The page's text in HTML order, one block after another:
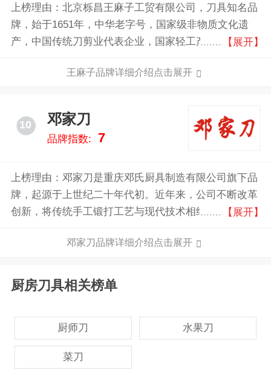
上榜理由：北京栎昌王麻子工贸有限公司，刀具知名品
牌，始于1651年，中华老字号，国家级非物质文化遗
产，中国传统刀剪业代表企业，国家轻工产品最高质量
售专业厂家。
【展开】
王麻子品牌详细介绍点击展开
10 邓家刀
品牌指数: 7
上榜理由：邓家刀是重庆邓氏厨具制造有限公司旗下品
牌，起源于上世纪二十年代初。近年来，公司不断改革
创新，将传统手工锻打工艺与现代技术相结合，引进了
控温热处理淬火及先进回火技术，研发出一系列国家发
优质厨师刀及优质礼品家用刀。
【展开】
邓家刀品牌详细介绍点击展开
厨房刀具相关榜单
厨师刀 水果刀
菜刀